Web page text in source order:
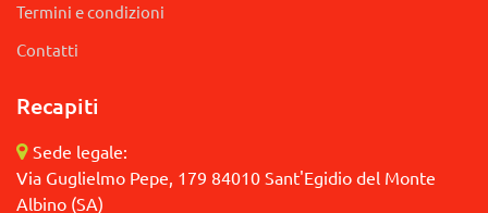
Termini e condizioni
Contatti
Recapiti
Sede legale:
Via Guglielmo Pepe, 179 84010 Sant'Egidio del Monte
Albino (SA)